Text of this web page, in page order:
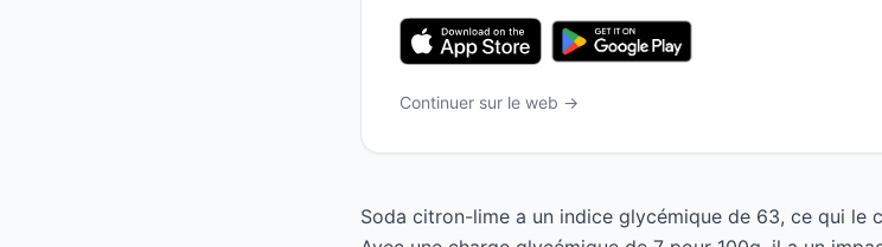
Continuer sur le web →
Soda citron-lime a un indice glycémique de 63, ce qui le